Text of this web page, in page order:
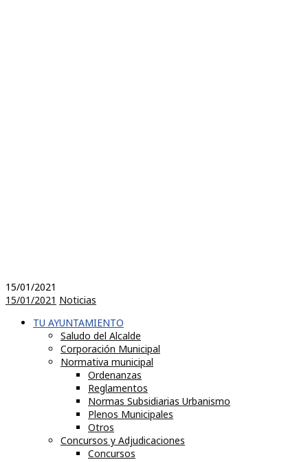
15/01/2021
15/01/2021 Noticias
TU AYUNTAMIENTO
Saludo del Alcalde
Corporación Municipal
Normativa municipal
Ordenanzas
Reglamentos
Normas Subsidiarias Urbanismo
Plenos Municipales
Otros
Concursos y Adjudicaciones
Concursos